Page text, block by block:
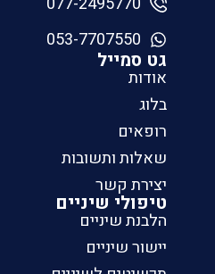
053-7707550
גט סמייל
אודות
בלוג
רופאים
שאלות ותשובות
יצירת קשר
טיפולי שיניים
הלבנת שיניים
יישור שיניים